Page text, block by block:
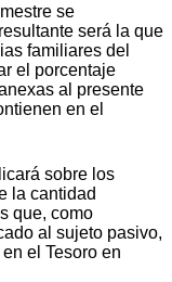
se
será la que
familiares del
el porcentaje
al presente
en el
sobre los
la cantidad
que, como
al sujeto pasivo,
el Tesoro en